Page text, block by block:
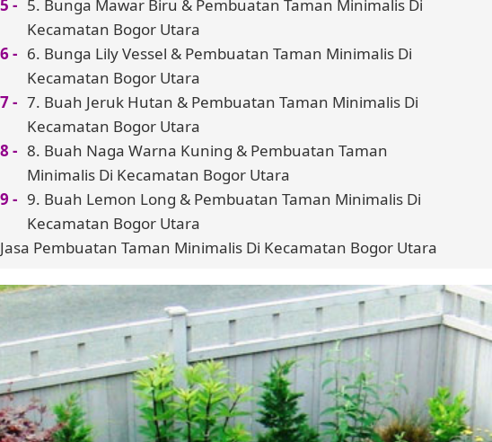
5. Bunga Mawar Biru & Pembuatan Taman Minimalis Di
Kecamatan Bogor Utara
6. Bunga Lily Vessel & Pembuatan Taman Minimalis Di
Kecamatan Bogor Utara
7. Buah Jeruk Hutan & Pembuatan Taman Minimalis Di
Kecamatan Bogor Utara
8. Buah Naga Warna Kuning & Pembuatan Taman
Minimalis Di Kecamatan Bogor Utara
9. Buah Lemon Long & Pembuatan Taman Minimalis Di
Kecamatan Bogor Utara
Jasa Pembuatan Taman Minimalis Di Kecamatan Bogor Utara